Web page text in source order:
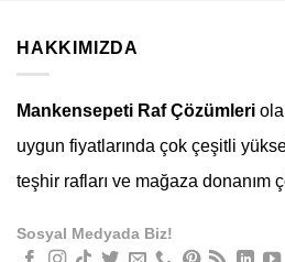
HAKKIMIZDA
Mankensepeti Raf Çözümleri
uygun fiyatlarında çok çeşitli
teşhir rafları ve mağaza donanım
Sosyal Medyada Biz!